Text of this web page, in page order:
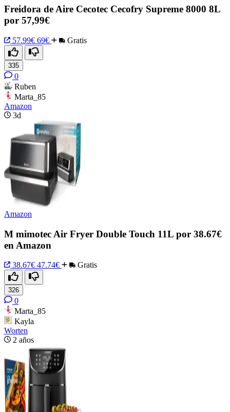
Freidora de Aire Cecotec Cecofry Supreme 8000 8L
por 57,99€
57.99€ 69€ Gratis
335
0
Ruben
Marta_85
Amazon
3d
Amazon
M mimotec Air Fryer Double Touch 11L por 38.67€
en Amazon
38.67€ 47.74€ Gratis
326
0
Marta_85
Kayla
Worten
2 años